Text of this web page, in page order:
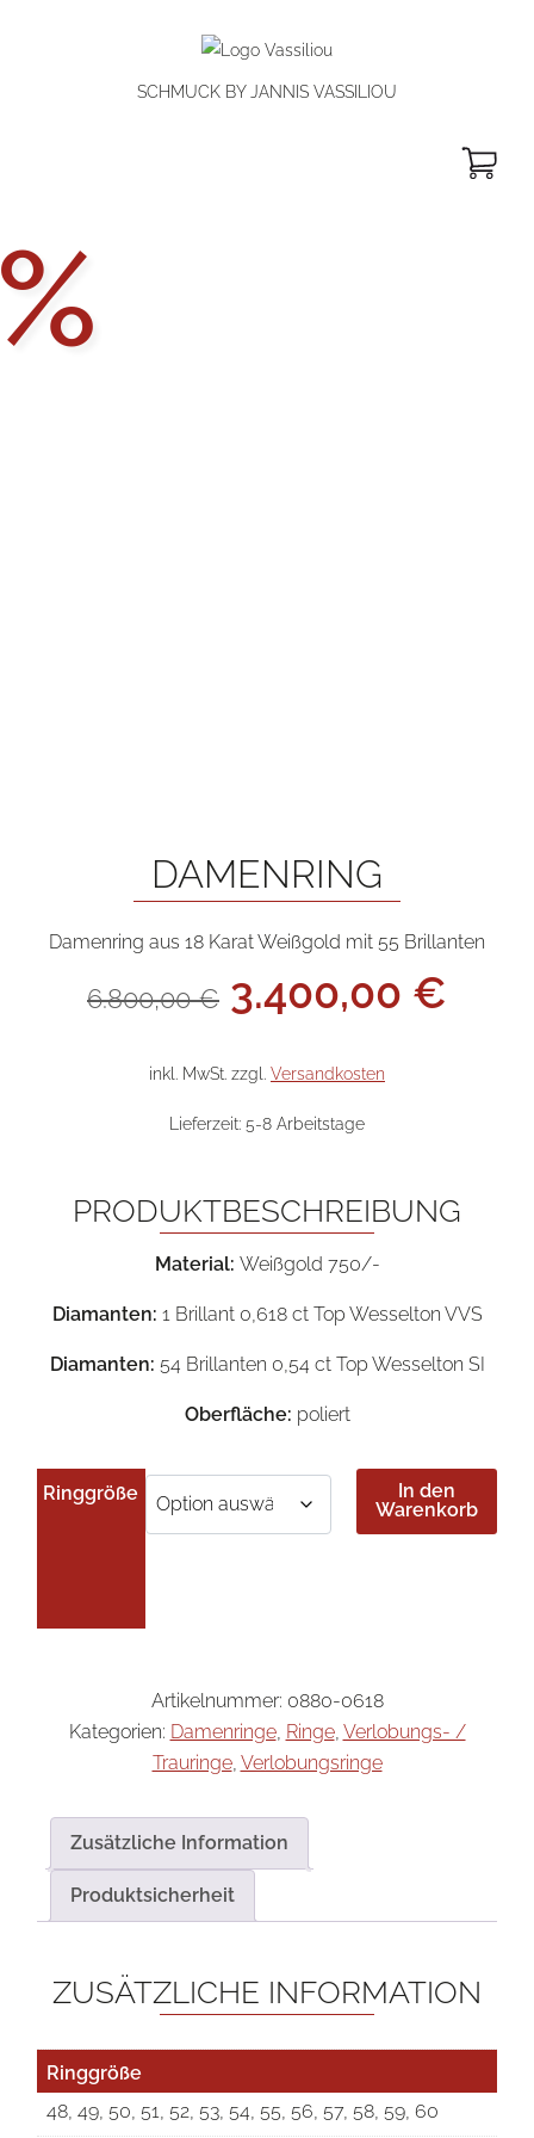
SCHMUCK BY JANNIS VASSILIOU
DAMENRING
Damenring aus 18 Karat Weißgold mit 55 Brillanten
6.800,00€ Ursprünglicher
Preis
war:
6.800,00 €
3.400,00 €
inkl. MwSt. zzgl. Versandkosten
Lieferzeit: 5-8 Arbeitstage
PRODUKTBESCHREIBUNG
Material: Weißgold 750/-
Diamanten: 1 Brillant 0,618 ct Top Wesselton VVS
Diamanten: 54 Brillanten 0,54 ct Top Wesselton SI
Oberfläche: poliert
Ringgröße
In den
Warenkorb
Artikelnummer: 0880-0618
Kategorien: Damenringe, Ringe, Verlobungs- /
Trauringe, Verlobungsringe
Zusätzliche Information
Produktsicherheit
ZUSÄTZLICHE INFORMATION
Ringgröße
48, 49, 50, 51, 52, 53, 54, 55, 56, 57, 58, 59, 60